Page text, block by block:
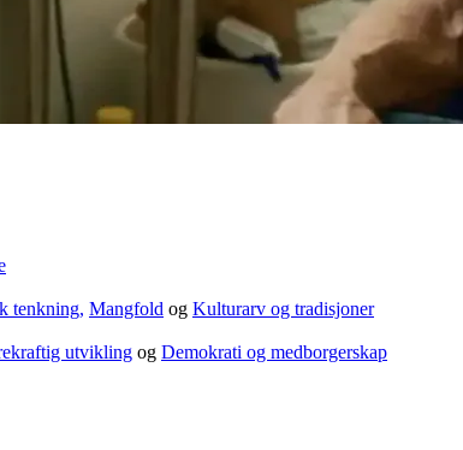
tenkning, Mangfold og Kulturarv og tradisjoner
utvikling og Demokrati og medborgerskap